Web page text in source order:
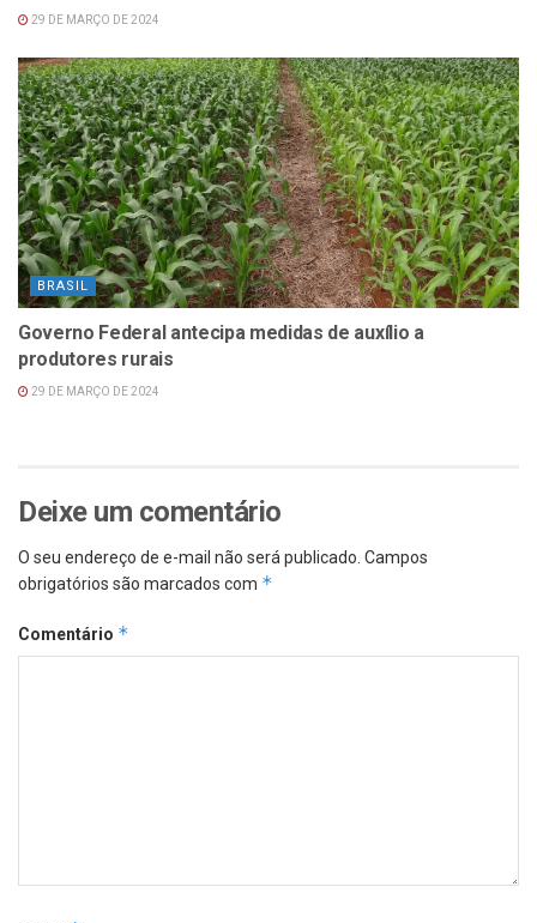
29 DE MARÇO DE 2024
BRASIL
Governo Federal antecipa medidas de auxílio a
produtores rurais
29 DE MARÇO DE 2024
Deixe um comentário
O seu endereço de e-mail não será publicado. Campos
obrigatórios são marcados com *
Comentário *